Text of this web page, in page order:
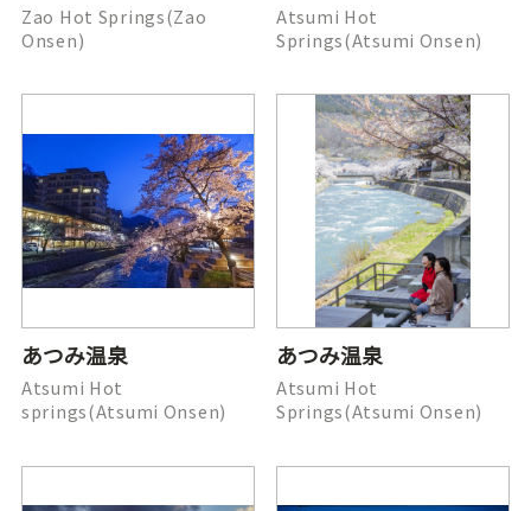
Zao Hot Springs(Zao
Onsen)
Atsumi Hot
Springs(Atsumi Onsen)
あつみ温泉
Atsumi Hot
springs(Atsumi Onsen)
あつみ温泉
Atsumi Hot
Springs(Atsumi Onsen)